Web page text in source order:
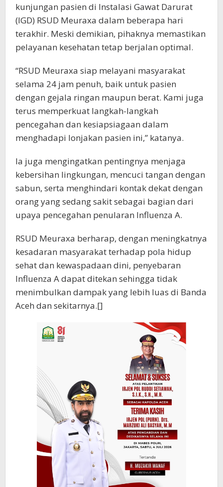
kunjungan pasien di Instalasi Gawat Darurat
(IGD) RSUD Meuraxa dalam beberapa hari
terakhir. Meski demikian, pihaknya memastikan
pelayanan kesehatan tetap berjalan optimal.
“RSUD Meuraxa siap melayani masyarakat
selama 24 jam penuh, baik untuk pasien
dengan gejala ringan maupun berat. Kami juga
terus memperkuat langkah-langkah
pencegahan dan kesiapsiagaan dalam
menghadapi lonjakan pasien ini,” katanya.
Ia juga mengingatkan pentingnya menjaga
kebersihan lingkungan, mencuci tangan dengan
sabun, serta menghindari kontak dekat dengan
orang yang sedang sakit sebagai bagian dari
upaya pencegahan penularan Influenza A.
RSUD Meuraxa berharap, dengan meningkatnya
kesadaran masyarakat terhadap pola hidup
sehat dan kewaspadaan dini, penyebaran
Influenza A dapat ditekan sehingga tidak
menimbulkan dampak yang lebih luas di Banda
Aceh dan sekitarnya.[]